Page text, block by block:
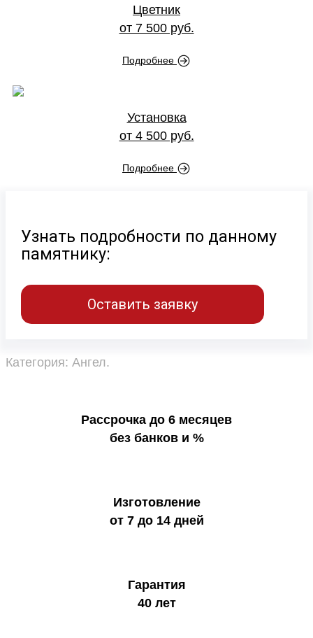
Цветник
от 7 500 руб.
Подробнее
Установка
от 4 500 руб.
Подробнее
Узнать подробности по данному
памятнику:
Оставить заявку
Категория: Ангел.
Рассрочка до 6 месяцев
без банков и %
Изготовление
от 7 до 14 дней
Гарантия
40 лет